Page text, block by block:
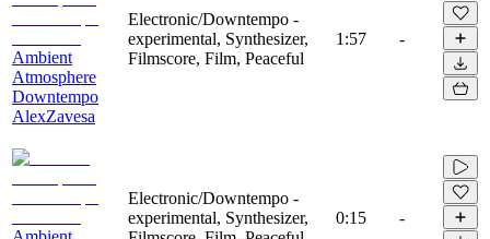
Ambient
Atmosphere
Downtempo
AlexZavesa
Electronic/Downtempo -
experimental, Synthesizer,
Filmscore, Film, Peaceful
1:57 -
Electronic/Downtempo -
experimental, Synthesizer,
0:15 -